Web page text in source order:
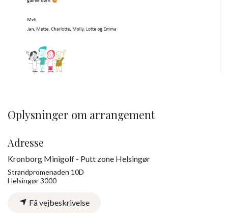
Oplysninger om arrangement
Adresse
Kronborg Minigolf - Putt zone Helsingør
Strandpromenaden 10D
Helsingør 3000
Få vejbeskrivelse